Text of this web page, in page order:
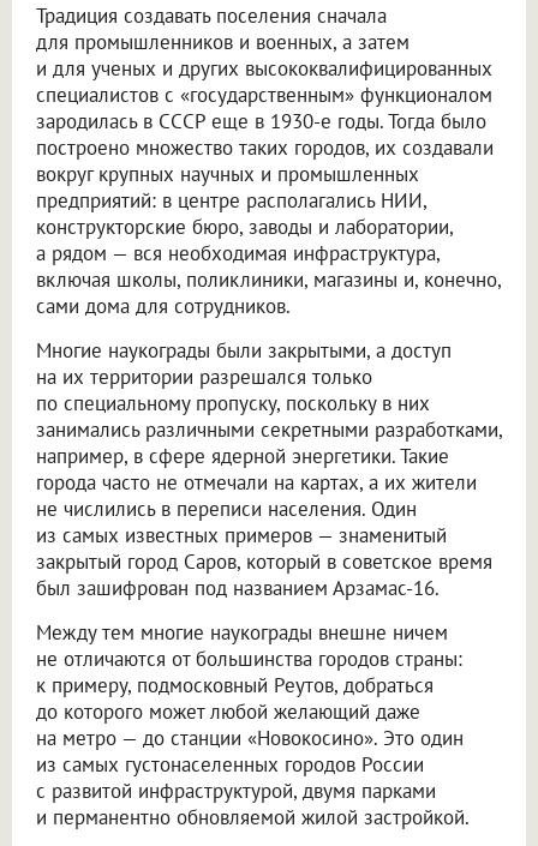
Традиция создавать поселения сначала
для промышленников и военных, а затем
и для ученых и других высококвалифицированных
специалистов с «государственным» функционалом
зародилась в СССР еще в 1930-е годы. Тогда было
построено множество таких городов, их создавали
вокруг крупных научных и промышленных
предприятий: в центре располагались НИИ,
конструкторские бюро, заводы и лаборатории,
а рядом — вся необходимая инфраструктура,
включая школы, поликлиники, магазины и, конечно,
сами дома для сотрудников.
Многие наукограды были закрытыми, а доступ
на их территории разрешался только
по специальному пропуску, поскольку в них
занимались различными секретными разработками,
например, в сфере ядерной энергетики. Такие
города часто не отмечали на картах, а их жители
не числились в переписи населения. Один
из самых известных примеров — знаменитый
закрытый город Саров, который в советское время
был зашифрован под названием Арзамас-16.
Между тем многие наукограды внешне ничем
не отличаются от большинства городов страны:
к примеру, подмосковный Реутов, добраться
до которого может любой желающий даже
на метро — до станции «Новокосино». Это один
из самых густонаселенных городов России
с развитой инфраструктурой, двумя парками
и перманентно обновляемой жилой застройкой.